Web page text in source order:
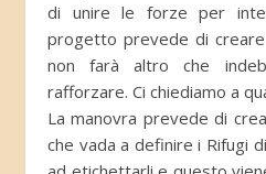
di unire le forze per
progetto prevede di
non farà altro che
rafforzare. Ci chiediamo a
La manovra prevede di
che vada a definire i Rifugi